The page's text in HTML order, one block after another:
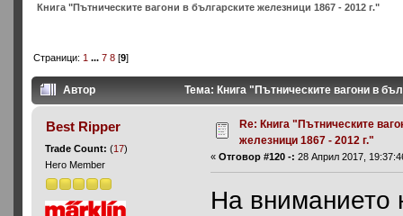
Книга "Пътническите вагони в българските железници 1867 - 2012 г."
Страници: 1 ... 7 8[9]
Автор Тема: Книга "Пътническите вагони в
Best Ripper
Trade Count:(17)
Hero Member
Re: Книга "Пътническите
железници 1867 - 2012 г."
«Отговор #120 -: 28 Април 2017,
На вниманието